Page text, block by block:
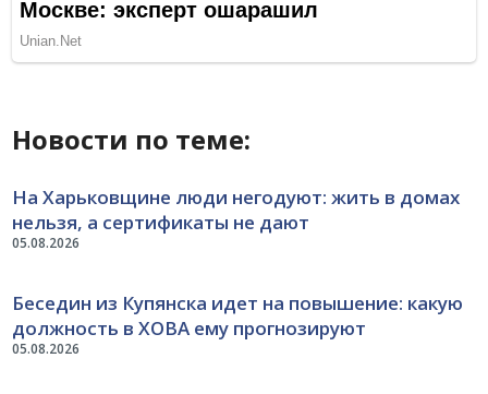
Новости по теме:
05.08.2026
На Харьковщине люди негодуют: жить в домах
нельзя, а сертификаты не дают
05.08.2026
Беседин из Купянска идет на повышение: какую
должность в ХОВА ему прогнозируют